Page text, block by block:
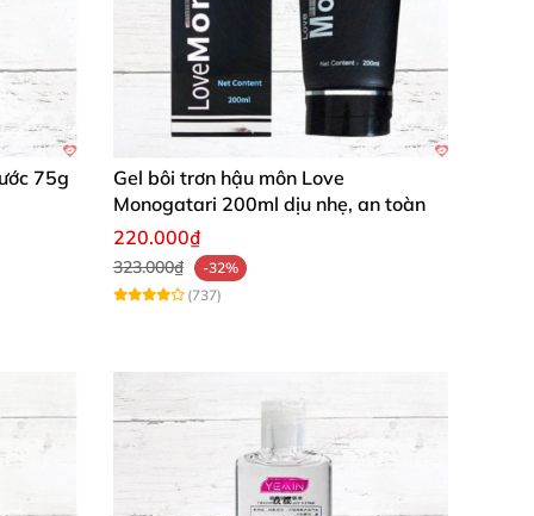
75g
Gel bôi trơn hậu môn Love
Monogatari 200ml dịu nhẹ, an toàn
220.000₫
323.000₫
-32%
(737)